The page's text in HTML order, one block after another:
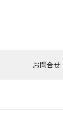
お問合せ